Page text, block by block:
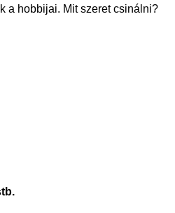
a hobbijai. Mit szeret csinálni?